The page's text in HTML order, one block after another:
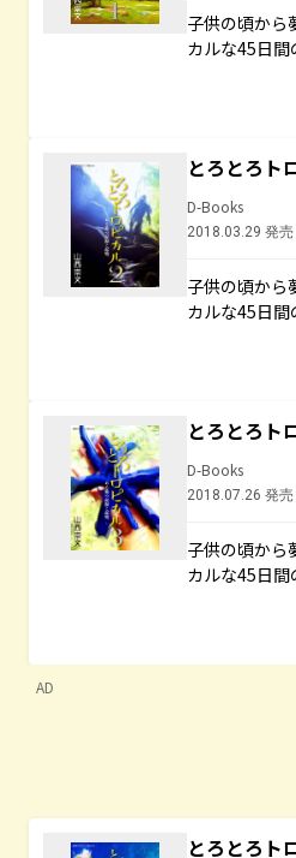
子供の頃から
カルな45日間
とろとろ
D-Books
2018.03.29 発売
子供の頃から
カルな45日間
とろとろ
D-Books
2018.07.26 発売
子供の頃から
カルな45日間
AD
とろとろ